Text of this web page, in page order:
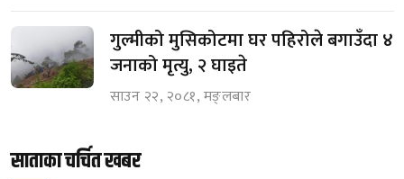
गुल्मीको मुसिकोटमा घर पहिरोले बगाउँदा ४
जनाको मृत्यु, २ घाइते
साउन २२, २०८१, मङ्लबार
साताका चर्चित खबर